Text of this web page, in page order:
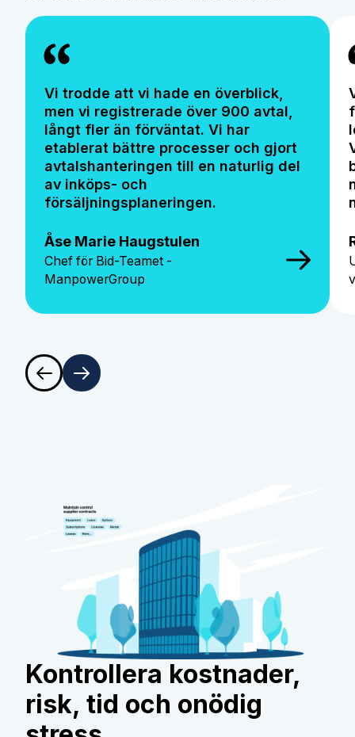
Vi trodde att vi hade en överblick,
men vi registrerade över 900 avtal,
långt fler än förväntat. Vi har
etablerat bättre processer och gjort
avtalshanteringen till en naturlig del
av inköps- och
försäljningsplaneringen.
Åse Marie Haugstulen
Chef för Bid-Teamet -
ManpowerGroup
Kontrollera kostnader,
risk, tid och onödig